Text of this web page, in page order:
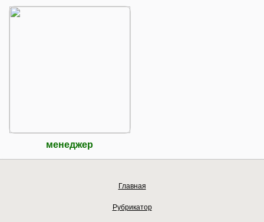
менеджер
Главная
Рубрикатор